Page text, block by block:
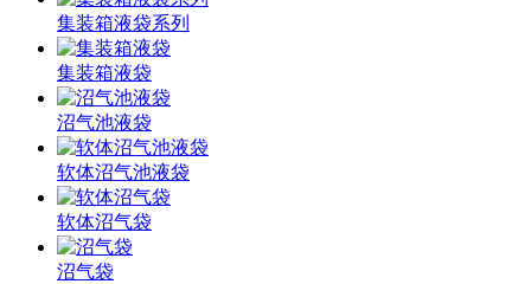
集装箱液袋系列
集装箱液袋
沼气池液袋
软体沼气池液袋
软体沼气袋
沼气袋